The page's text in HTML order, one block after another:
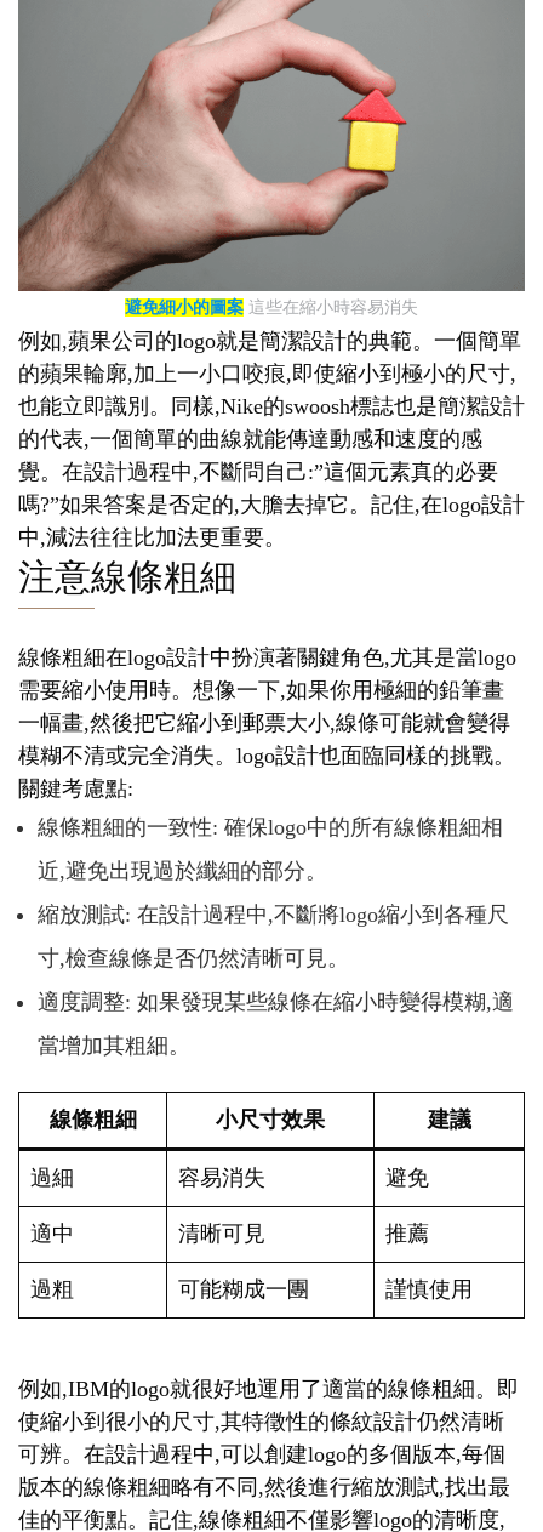
避免細小的圖案 這些在縮小時容易消失
例如,蘋果公司的logo就是簡潔設計的典範。一個簡單
的蘋果輪廓,加上一小口咬痕,即使縮小到極小的尺寸,
也能立即識別。同樣,Nike的swoosh標誌也是簡潔設計
的代表,一個簡單的曲線就能傳達動感和速度的感
覺。在設計過程中,不斷問自己:”這個元素真的必要
嗎?”如果答案是否定的,大膽去掉它。記住,在logo設計
中,減法往往比加法更重要。
注意線條粗細
線條粗細在logo設計中扮演著關鍵角色,尤其是當logo
需要縮小使用時。想像一下,如果你用極細的鉛筆畫
一幅畫,然後把它縮小到郵票大小,線條可能就會變得
模糊不清或完全消失。logo設計也面臨同樣的挑戰。
關鍵考慮點:
線條粗細的一致性: 確保logo中的所有線條粗細相
近,避免出現過於纖細的部分。
縮放測試: 在設計過程中,不斷將logo縮小到各種尺
寸,檢查線條是否仍然清晰可見。
適度調整: 如果發現某些線條在縮小時變得模糊,適
當增加其粗細。
線條粗細 小尺寸效果 建議
過細 容易消失 避免
適中 清晰可見 推薦
過粗 可能糊成一團 謹慎使用
例如,IBM的logo就很好地運用了適當的線條粗細。即
使縮小到很小的尺寸,其特徵性的條紋設計仍然清晰
可辨。在設計過程中,可以創建logo的多個版本,每個
版本的線條粗細略有不同,然後進行縮放測試,找出最
佳的平衡點。記住,線條粗細不僅影響logo的清晰度,